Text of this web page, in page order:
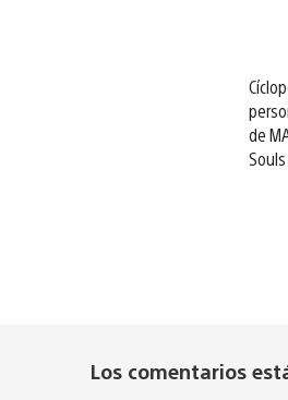
de
Souls
Los comentarios